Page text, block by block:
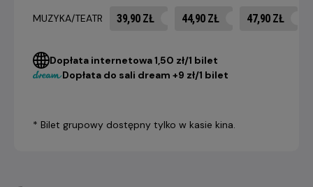
MUZYKA/TEATR 39,90 ZŁ 44,90 ZŁ 47,90 ZŁ
Dopłata internetowa 1,50 zł/1 bilet
Dopłata do sali dream +9 zł/1 bilet
* Bilet grupowy dostępny tylko w kasie kina.